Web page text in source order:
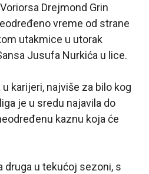
Drejmond Grin
vreme od strane
utakmice u utorak
Jusufa Nurkića u lice.
karijeri, najviše za bilo kog
je u sredu najavila do
kaznu koja će
druga u tekućoj sezoni, s